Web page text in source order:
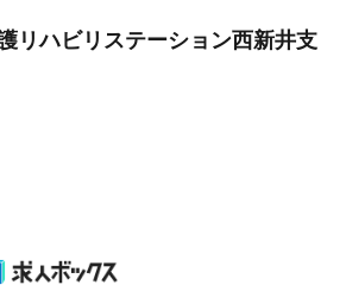
リハビリステーション西新井支